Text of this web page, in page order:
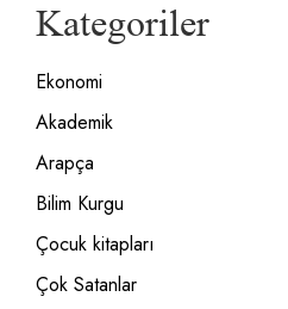
Kategoriler
Ekonomi
Akademik
Arapça
Bilim Kurgu
Çocuk kitapları
Çok Satanlar